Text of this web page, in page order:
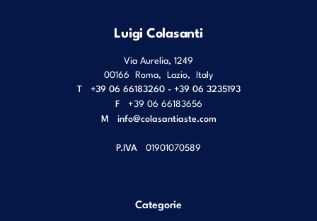
Luigi Colasanti
Via Aurelia, 1249
00166 Roma Lazio Italy
T
+39 06 66183260 - +39 06 3235193
F
+39 06 66183656
M info@colasantiaste.com
P.IVA 01901070589
Categorie